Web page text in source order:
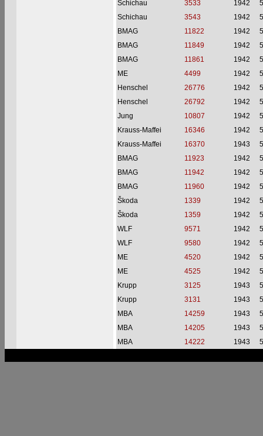
Schichau
3533 1942
Schichau
3543 1942
BMAG
11822 1942
BMAG
11849 1942
BMAG
11861 1942
ME
4499 1942
Henschel
26776 1942
Henschel
26792 1942
Jung
10807 1942
Krauss-Maffei
16346 1942
Krauss-Maffei
16370 1943
BMAG
11923 1942
BMAG
11942 1942
BMAG
11960 1942
Škoda
1339 1942
Škoda
1359 1942
WLF
9571 1942
WLF
9580 1942
ME
4520 1942
ME
4525 1942
Krupp
3125 1943
Krupp
3131 1943
MBA
14259 1943
MBA
14205 1943
MBA
14222 1943